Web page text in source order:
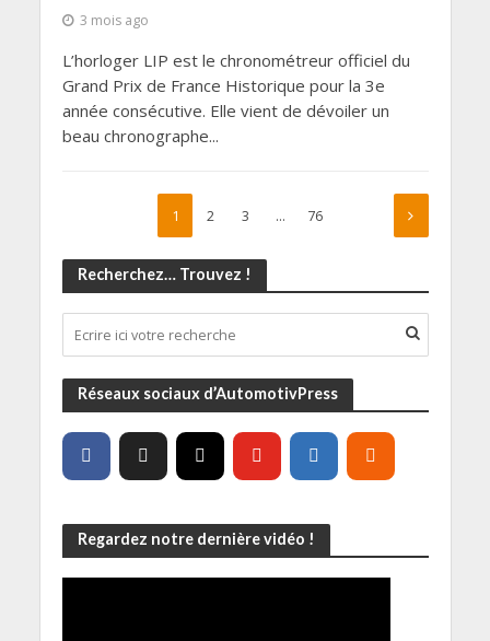
3 mois ago
L’horloger LIP est le chronométreur officiel du
Grand Prix de France Historique pour la 3e
année consécutive. Elle vient de dévoiler un
beau chronographe...
1 2 3 … 76
Recherchez… Trouvez !
Réseaux sociaux d’AutomotivPress
Regardez notre dernière vidéo !